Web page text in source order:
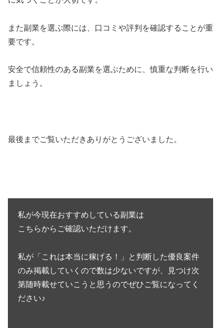
また副業を選ぶ際には、口コミや評判を確認することが重
要です。
安全で信頼性のある副業を選ぶために、慎重な判断を行い
ましょう。
最後までご覧いただきありがとうございました。
私が今現在おすすめしている副業は
こちらからご確認いただけます。
私が「これは本当に稼げる！」と判断した優良案件
のみ掲載していくので数は少ないですが、見つけ次
第随時載せていこうと思うのでぜひご覧になってく
ださい♪